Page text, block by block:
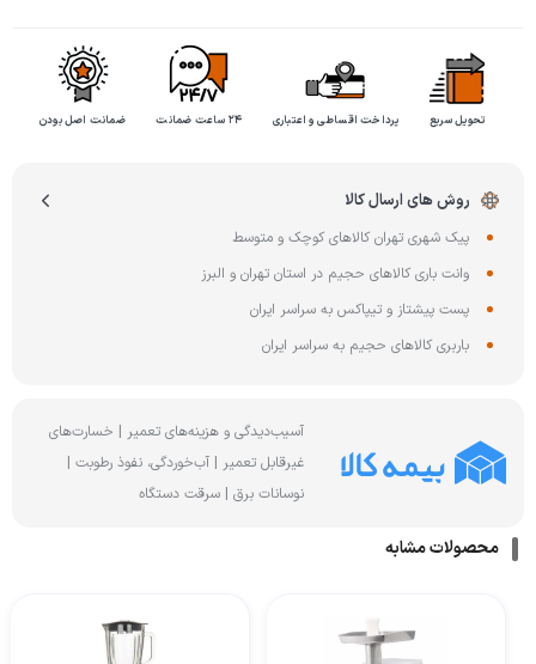
تحویل سریع پرداخت اقساطی و اعتباری ۲۴ ساعت ضمانت ضمانت اصل بودن
روش های ارسال کالا
پیک شهری تهران کالاهای کوچک و متوسط
وانت باری کالاهای حجیم در استان تهران و البرز
پست پیشتاز و تیپاکس به سراسر ایران
باربری کالاهای حجیم به سراسر ایران
آسیب‌دیدگی و هزینه‌های تعمیر | خسارت‌های
غیرقابل تعمیر | آب‌خوردگی، نفوذ رطوبت |
نوسانات برق | سرقت دستگاه
محصولات مشابه